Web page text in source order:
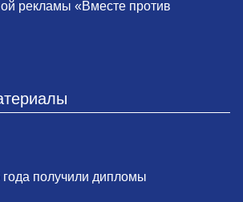
рекламы «Вместе против
получили дипломы